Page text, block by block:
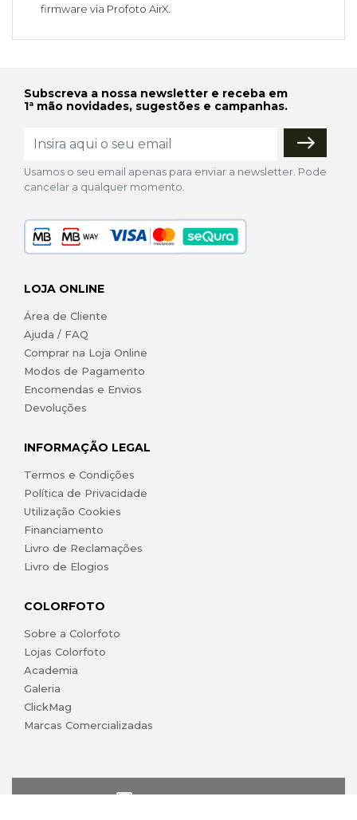
firmware via Profoto AirX.
Subscreva a nossa newsletter e receba em
1ª mão novidades, sugestões e campanhas.
Usamos o seu email apenas para enviar a newsletter. Pode
cancelar a qualquer momento.
LOJA ONLINE
Área de Cliente
Ajuda / FAQ
Comprar na Loja Online
Modos de Pagamento
Encomendas e Envios
Devoluções
INFORMAÇÃO LEGAL
Termos e Condições
Política de Privacidade
Utilização Cookies
Financiamento
Livro de Reclamações
Livro de Elogios
COLORFOTO
Sobre a Colorfoto
Lojas Colorfoto
Academia
Galeria
ClickMag
Marcas Comercializadas
lojaonline@colorfoto.pt